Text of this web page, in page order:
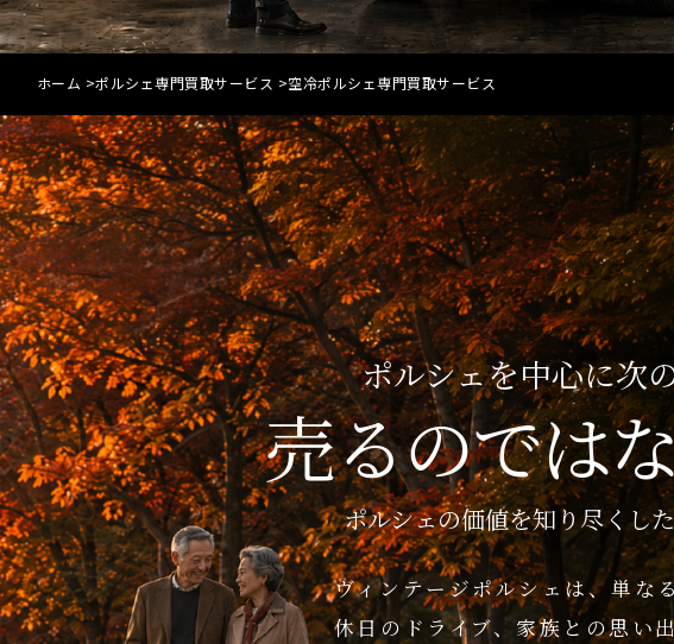
ホーム ポルシェ専門買取サービス 空冷ポルシェ専門買取サービス
ポルシェを中心に次
売るのでは
ポルシェの価値を知り尽くし
ヴィンテージポルシェは、単な
休日のドライブ、家族との思い